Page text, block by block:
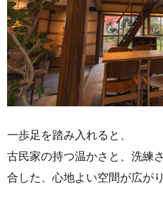
一歩足を踏み入れると、
古民家の持つ温かさと、洗練
合した、心地よい空間が広が